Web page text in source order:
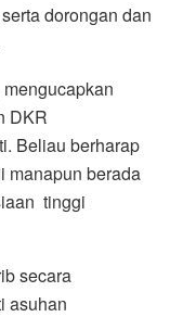
dorongan dan
DKR
Beliau berharap
manapun berada
tinggi
secara
asuhan